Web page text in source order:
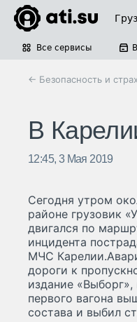
Все сервисы
← Безопасность и
В
12:45, 3 Мая 2019
Сегодня утром
районе грузовик
двигался по
инцидента
МЧС
дороги к
издание
первого вагона
состава и выбил